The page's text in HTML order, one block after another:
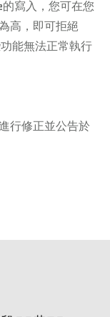
寫入，您可在您
高，即可拒絕
能無法正常執行
行修正並公告於